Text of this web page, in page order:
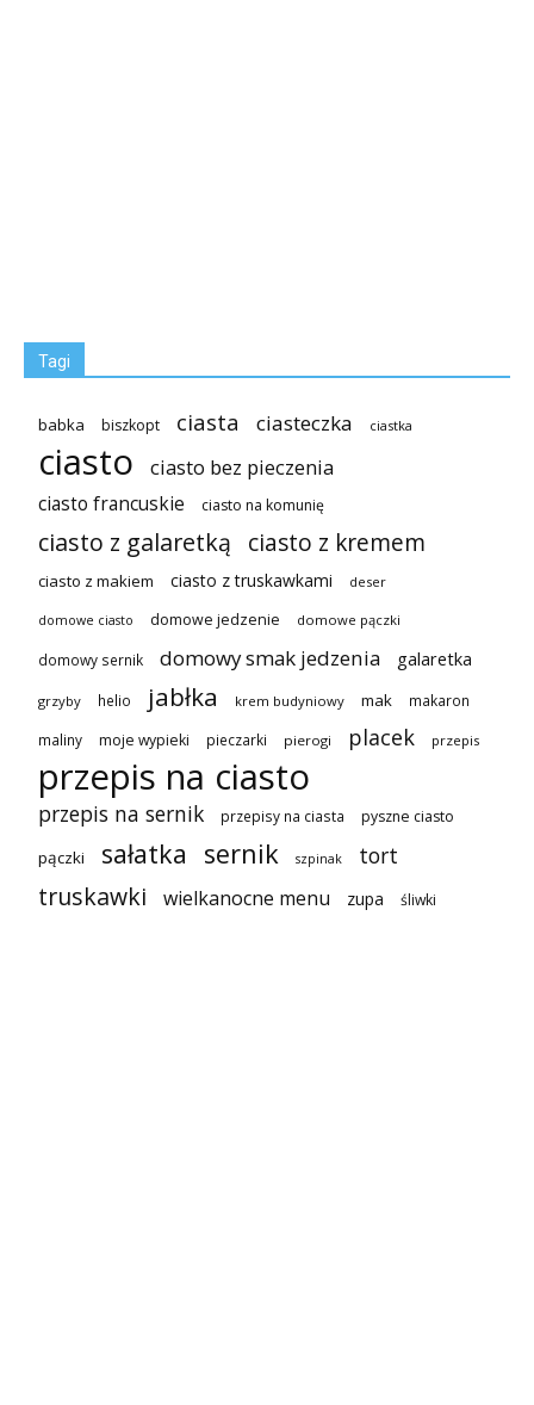
Tagi
babka biszkopt ciasta ciasteczka ciastka
ciasto ciasto bez pieczenia
ciasto francuskie ciasto na komunię
ciasto z galaretką ciasto z kremem
ciasto z makiem ciasto z truskawkami deser
domowe ciasto domowe jedzenie domowe pączki
domowy sernik domowy smak jedzenia galaretka
grzyby helio jabłka krem budyniowy mak makaron
maliny moje wypieki pieczarki pierogi placek przepis
przepis na ciasto
przepis na sernik przepisy na ciasta pyszne ciasto
pączki sałatka sernik szpinak tort
truskawki wielkanocne menu zupa śliwki